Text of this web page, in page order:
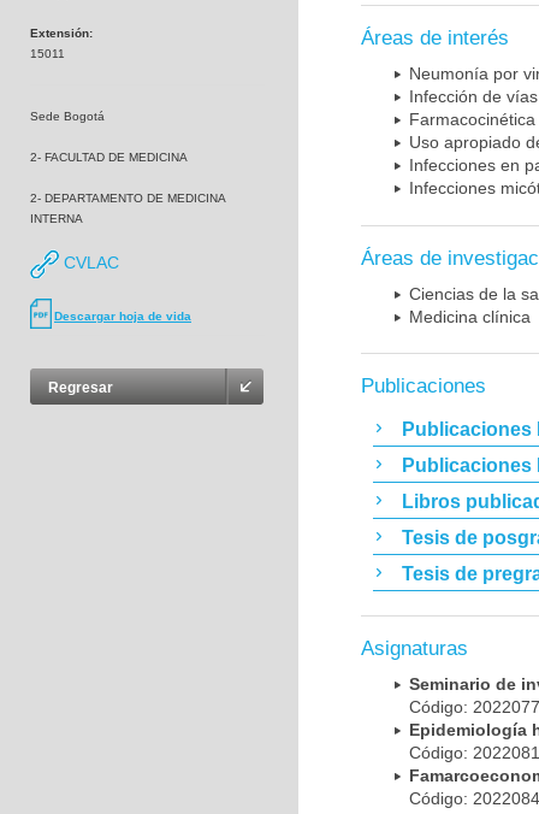
Extensión:
15011
Sede Bogotá
2- FACULTAD DE MEDICINA
2- DEPARTAMENTO DE MEDICINA
INTERNA
CVLAC
Descargar hoja de vida
Regresar
Áreas de interés
Neumonía por
Infección de
Uso apropiado
Infecciones en
Infecciones
Áreas de
Ciencias de la
Medicina clínica
Publicaciones
Publicaciones
Publicaciones
Libros
Tesis de
Tesis de
Asignaturas
Seminario de
Código:
Epidemiología
Código:
Código: